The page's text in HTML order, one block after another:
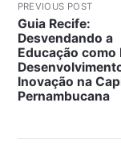
PREVIOUS POST
Guia Recife:
Desvendando a
Educação como
Inovação na
Pernambucana